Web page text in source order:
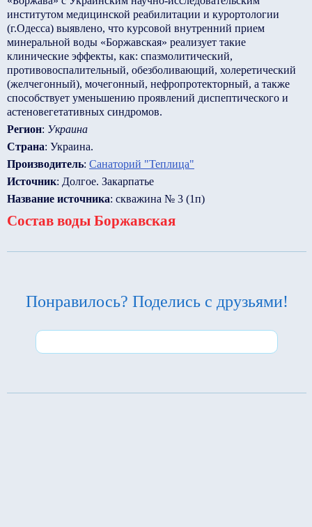
институтом медицинской реабилитации и курортологии
(г.Одесса) выявлено, что курсовой внутренний прием
минеральной воды «Боржавская» реализует такие
клинические эффекты, как: спазмолитический,
противовоспалительный, обезболивающий, холеретический
(желчегонный), мочегонный, нефропротекторный, а также
способствует уменьшению проявлений диспептического и
астеновегетативных синдромов.
Регион: Украина
Страна: Украина.
Производитель: Санаторий "Теплица"
Источник: Долгое. Закарпатье
Название источника: скважина № 3 (1п)
Состав воды Боржавская
Понравилось? Поделись с друзьями!